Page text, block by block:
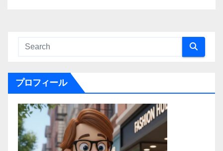
プロフィール